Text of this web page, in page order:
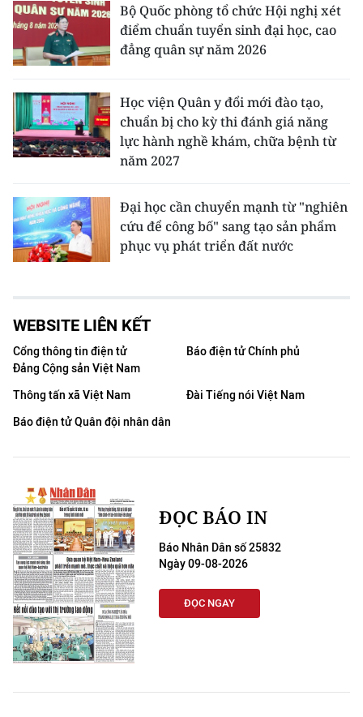
Bộ Quốc phòng tổ chức Hội nghị xét
điểm chuẩn tuyển sinh đại học, cao
đẳng quân sự năm 2026
Học viện Quân y đổi mới đào tạo,
chuẩn bị cho kỳ thi đánh giá năng
lực hành nghề khám, chữa bệnh từ
năm 2027
Đại học cần chuyển mạnh từ "nghiên
cứu để công bố" sang tạo sản phẩm
phục vụ phát triển đất nước
WEBSITE LIÊN KẾT
Cổng thông tin điện tử
Đảng Cộng sản Việt Nam
Báo điện tử Chính phủ
Thông tấn xã Việt Nam
Đài Tiếng nói Việt Nam
Báo điện tử Quân đội nhân dân
ĐỌC BÁO IN
Báo Nhân Dân số 25832
Ngày 09-08-2026
ĐỌC NGAY